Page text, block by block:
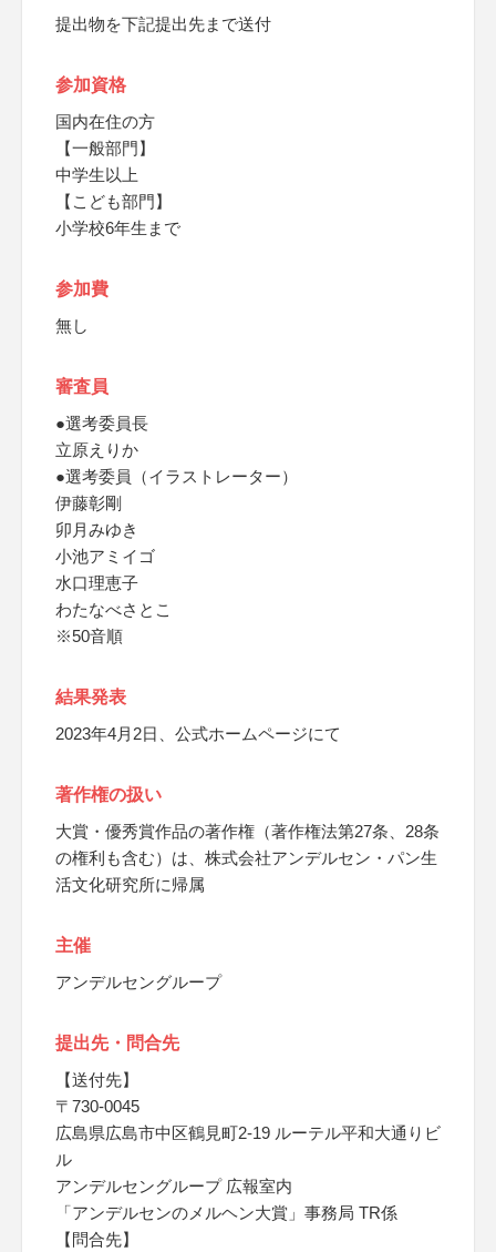
提出物を下記提出先まで送付
参加資格
国内在住の方
【一般部門】
中学生以上
【こども部門】
小学校6年生まで
参加費
無し
審査員
●選考委員長
立原えりか
●選考委員（イラストレーター）
伊藤彰剛
卯月みゆき
小池アミイゴ
水口理恵子
わたなべさとこ
※50音順
結果発表
2023年4月2日、公式ホームページにて
著作権の扱い
大賞・優秀賞作品の著作権（著作権法第27条、28条
の権利も含む）は、株式会社アンデルセン・パン生
活文化研究所に帰属
主催
アンデルセングループ
提出先・問合先
【送付先】
〒730-0045
広島県広島市中区鶴見町2-19 ルーテル平和大通りビ
ル
アンデルセングループ 広報室内
「アンデルセンのメルヘン大賞」事務局 TR係
【問合先】